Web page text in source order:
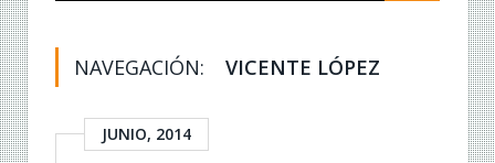
NAVEGACIÓN: VICENTE LÓPEZ
JUNIO, 2014